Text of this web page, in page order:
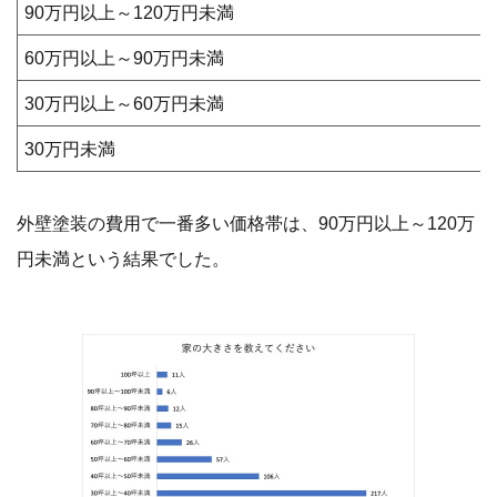
90万円以上～120万円未満
60万円以上～90万円未満
30万円以上～60万円未満
30万円未満
外壁塗装の費用で一番多い価格帯は、90万円以上～120万
円未満という結果でした。